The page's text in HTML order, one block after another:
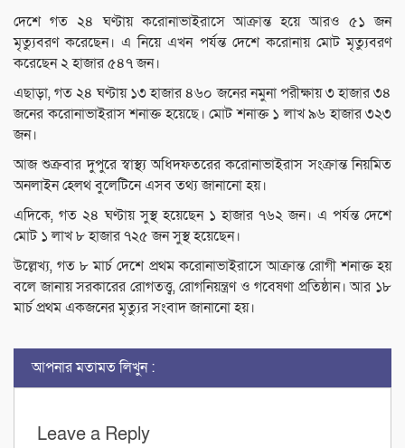
দেশে গত ২৪ ঘণ্টায় করোনাভাইরাসে আক্রান্ত হয়ে আরও ৫১ জন
মৃত্যুবরণ করেছেন। এ নিয়ে এখন পর্যন্ত দেশে করোনায় মোট মৃত্যুবরণ
করেছেন ২ হাজার ৫৪৭ জন।
এছাড়া, গত ২৪ ঘণ্টায় ১৩ হাজার ৪৬০ জনের নমুনা পরীক্ষায় ৩ হাজার ৩৪
জনের করোনাভাইরাস শনাক্ত হয়েছে। মোট শনাক্ত ১ লাখ ৯৬ হাজার ৩২৩
জন।
আজ শুক্রবার দুপুরে স্বাস্থ্য অধিদফতরের করোনাভাইরাস সংক্রান্ত নিয়মিত
অনলাইন হেলথ বুলেটিনে এসব তথ্য জানানো হয়।
এদিকে, গত ২৪ ঘণ্টায় সুস্থ হয়েছেন ১ হাজার ৭৬২ জন। এ পর্যন্ত দেশে
মোট ১ লাখ ৮ হাজার ৭২৫ জন সুস্থ হয়েছেন।
উল্লেখ্য, গত ৮ মার্চ দেশে প্রথম করোনাভাইরাসে আক্রান্ত রোগী শনাক্ত হয়
বলে জানায় সরকারের রোগতত্ত্ব, রোগনিয়ন্ত্রণ ও গবেষণা প্রতিষ্ঠান। আর ১৮
মার্চ প্রথম একজনের মৃত্যুর সংবাদ জানানো হয়।
আপনার মতামত লিখুন :
Leave a Reply